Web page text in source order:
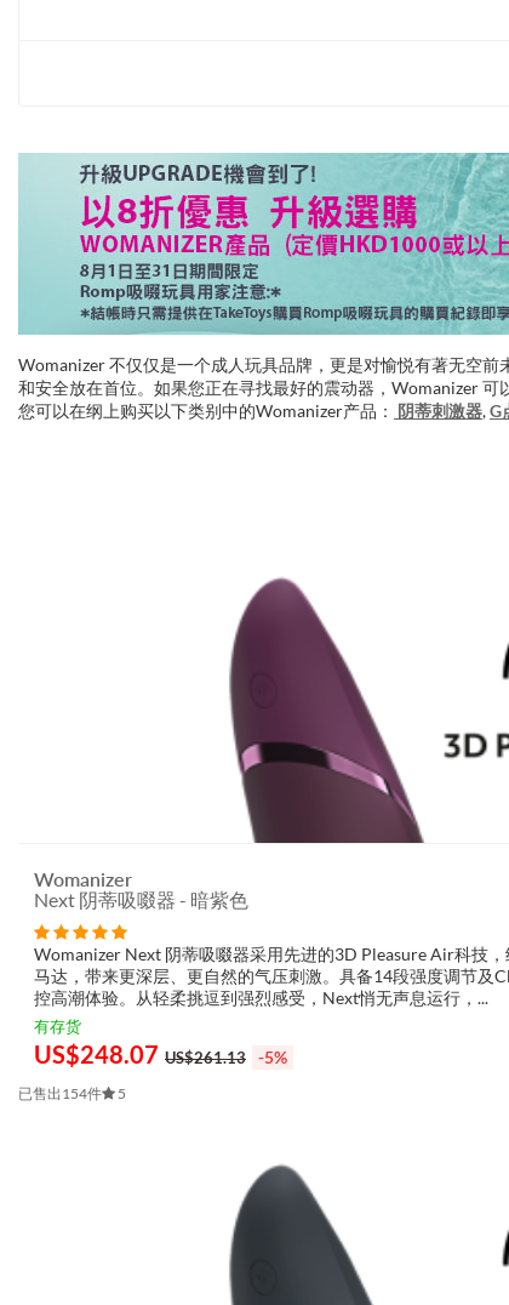
Womanizer 不仅仅是一个成人玩具品牌，更是对愉悦有著无空
和安全放在首位。如果您正在寻找最好的震动器，Womanizer
您可以在纲上购买以下类别中的Womanizer产品： 阴蒂刺激器,G
Womanizer
Next 阴蒂吸啜器 - 暗紫色
Womanizer Next 阴蒂吸啜器采用先进的3D Pleasure Air科技
马达，带来更深层、更自然的气压刺激。具备14段强度调节及
控高潮体验。从轻柔挑逗到强烈感受，Next悄无声息运行，...
有存货
US$248.07 US$261.13 -5%
已售出154件 5